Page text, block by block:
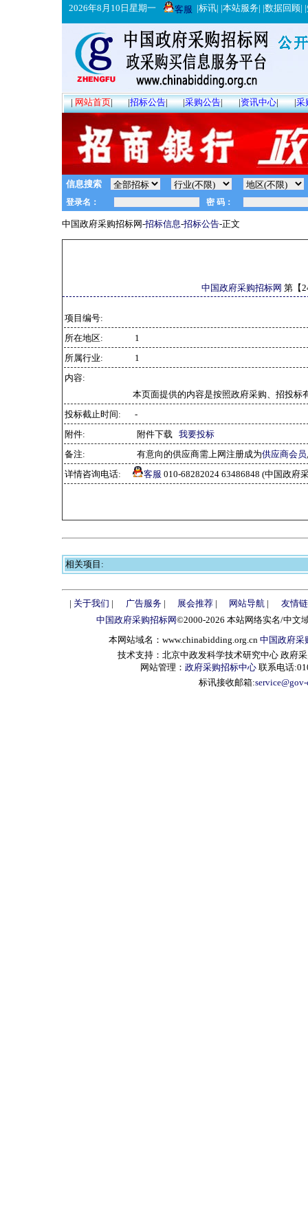
2026年8月10日星期一 客服 |标讯| |本站服务| |数据回顾| |
|网站首页| |招标公告| |采购公告| |资讯中心| |采
信息搜索
中国政府采购招标网-招标信息-招标公告-正文
中国政府采购招标网 第【
项目编号:
所在地区:
1
所属行业:
1
内容:
本页面提供的内容是按照政府采购、招投标
投标截止时间:
-
附件:
附件下载 我要投标
备注:
有意向的供应商需上网注册成为供应商会员
详情咨询电话:
客服 010-68282024 63486848 (中国政府
相关项目:
| 关于我们 | 广告服务| 展会推荐| 网站导航 |
友情
中国政府采购招标网©2000-2026 本站网络实名/中文
本网站域名：www.chinabidding.org.cn 中国政府采
技术支持：北京中政发科学技术研究中心 政府
网站管理： 政府采购招标中心 联系电话
标讯接收邮箱: